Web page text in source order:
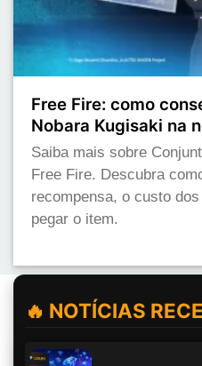
Free Fire: como
Nobara Kugisaki na
Saiba mais sobre
Free Fire. Descubra
recompensa, o custo
pegar o item.
🔥 NOTÍCIAS